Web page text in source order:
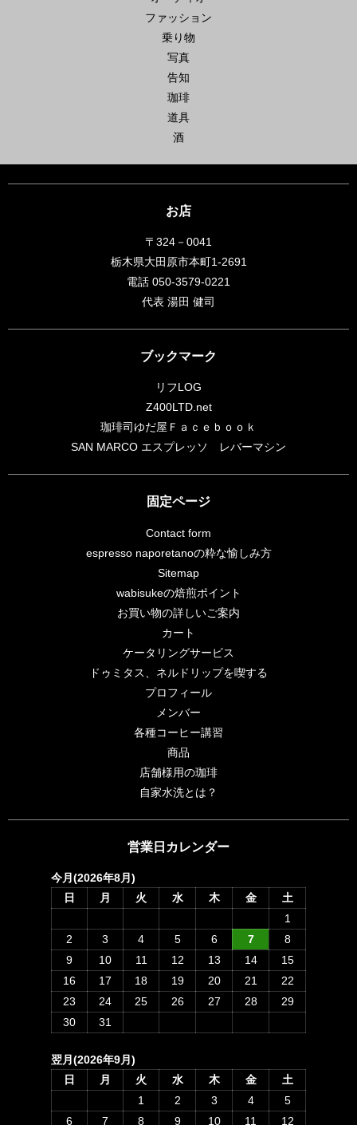
ファッション
乗り物
写真
告知
珈琲
道具
酒
お店
〒324－0041
栃木県大田原市本町1-2691
電話 050-3579-0221
代表 湯田 健司
ブックマーク
リフLOG
Z400LTD.net
珈琲司ゆだ屋Ｆａｃｅｂｏｏｋ
SAN MARCO エスプレッソ レバーマシン
固定ページ
Contact form
espresso naporetanoの粋な愉しみ方
Sitemap
wabisukeの焙煎ポイント
お買い物の詳しいご案内
カート
ケータリングサービス
ドゥミタス、ネルドリップを喫する
プロフィール
メンバー
各種コーヒー講習
商品
店舗様用の珈琲
自家水洗とは？
営業日カレンダー
今月(2026年8月)
日
月 火 水 木 金
土
1
2
3 4 5 6 7
8
9
10 11 12 13 14
15
16
17 18 19 20 21
22
23
24 25 26 27 28
29
30
31
翌月(2026年9月)
日
月 火 水 木 金
土
1
2 3 4
5
6
7 8 9 10 11 12